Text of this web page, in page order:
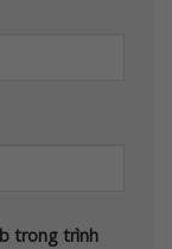
trong trình